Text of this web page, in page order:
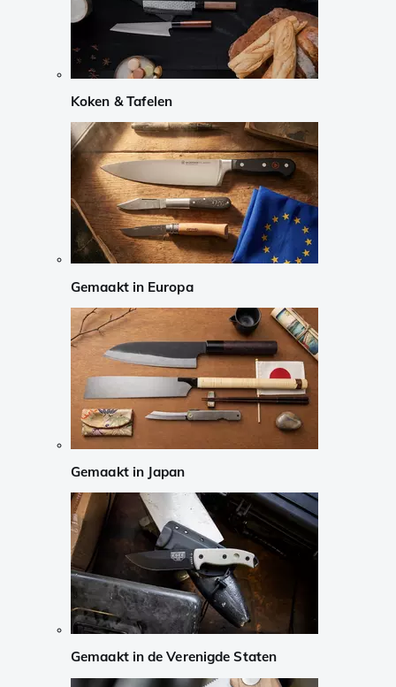
Koken & Tafelen
Gemaakt in Europa
Gemaakt in Japan
Gemaakt in de Verenigde Staten